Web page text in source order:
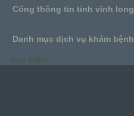
Cổng thông tin tỉnh vĩnh long
Danh mục dịch vụ khám bệnh
Xem thêm